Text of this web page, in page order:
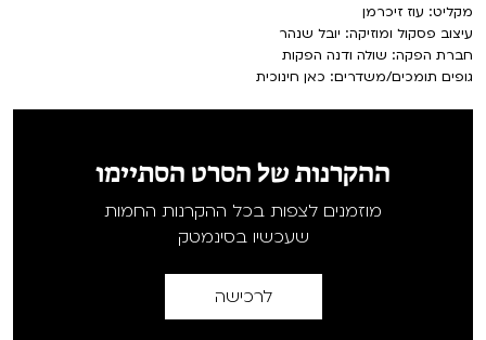
מקליט: עוז זיכרמן
עיצוב פסקול ומוזיקה: יובל שנהר
חברת הפקה: שולה ודנה הפקות
גופים תומכים/משדרים: כאן חינוכית
ההקרנות של הסרט הסתיימו
מוזמנים לצפות בכל ההקרנות החמות
שעכשיו בסינמטק
לרכישה